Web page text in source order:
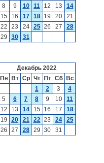
8
9 10 11 12 13
14
15
16 17 18 19 20
21
22
23 24 25 26 27
28
29
30 31
Декабрь 2022
Пн
Вт Ср Чт Пт Сб
Вс
1
2 3
4
5
6 7 8 9 10
11
12
13 14 15 16 17
18
19
20 21 22 23 24
25
26
27 28 29 30 31